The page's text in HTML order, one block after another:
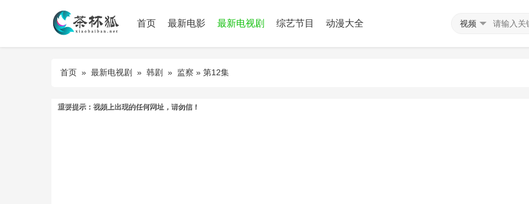
首页 最新电影 最新电视剧 综艺节目 动漫大全 视频
首页 » 最新电视剧 » 韩剧 » 监察 » 第12集